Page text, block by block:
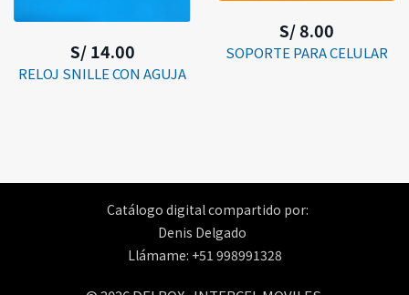
S/ 14.00
RELOJ SNILLE CON AGUJA
S/ 8.00
SOPORTE PARA CELULAR
Catálogo digital compartido por:
Denis Delgado
Llámame: +51 998991328